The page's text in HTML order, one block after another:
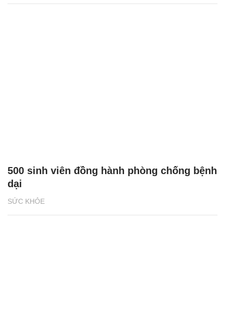
SỨC KHỎE
500 sinh viên đồng hành phòng chống bệnh
dại